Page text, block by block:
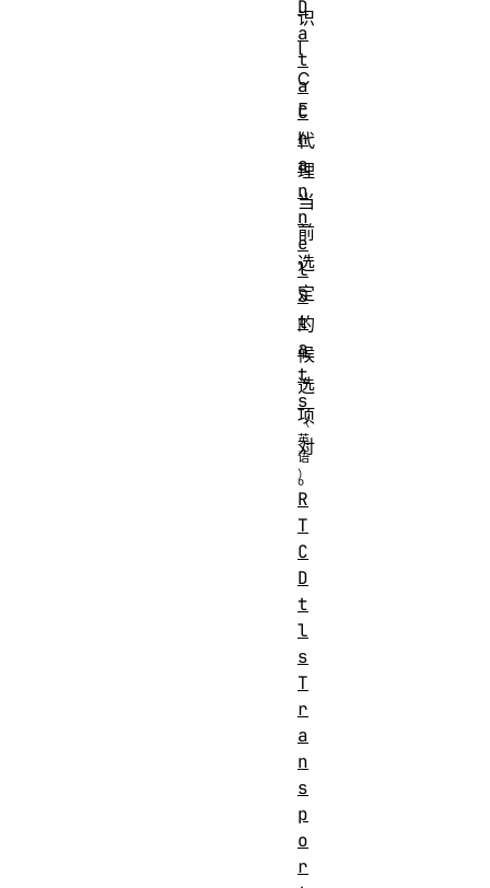
识
I
C
E
代
理
当
前
选
定
的
候
选
项
对
。
D
a
t
a
C
h
a
n
n
e
l
S
t
a
t
s
R
T
C
D
t
l
s
T
r
a
n
s
p
o
r